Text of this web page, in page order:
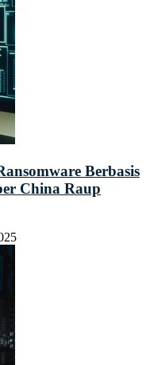
Berbasis
China Raup